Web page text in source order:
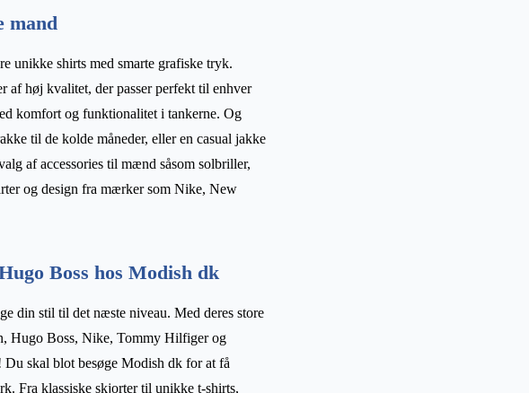
mand
unikke shirts med smarte grafiske tryk.
af høj kvalitet, der passer perfekt til enhver
komfort og funktionalitet i tankerne. Og
til de kolde måneder, eller en casual jakke
af accessories til mænd såsom solbriller,
og design fra mærker som Nike, New
Boss hos Modish dk
din stil til det næste niveau. Med deres store
Hugo Boss, Nike, Tommy Hilfiger og
skal blot besøge Modish dk for at få
Fra klassiske skjorter til unikke t-shirts,